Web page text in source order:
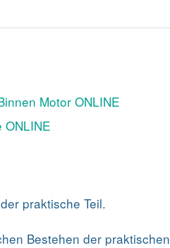
Motor ONLINE
ONLINE
praktische Teil.
Bestehen der